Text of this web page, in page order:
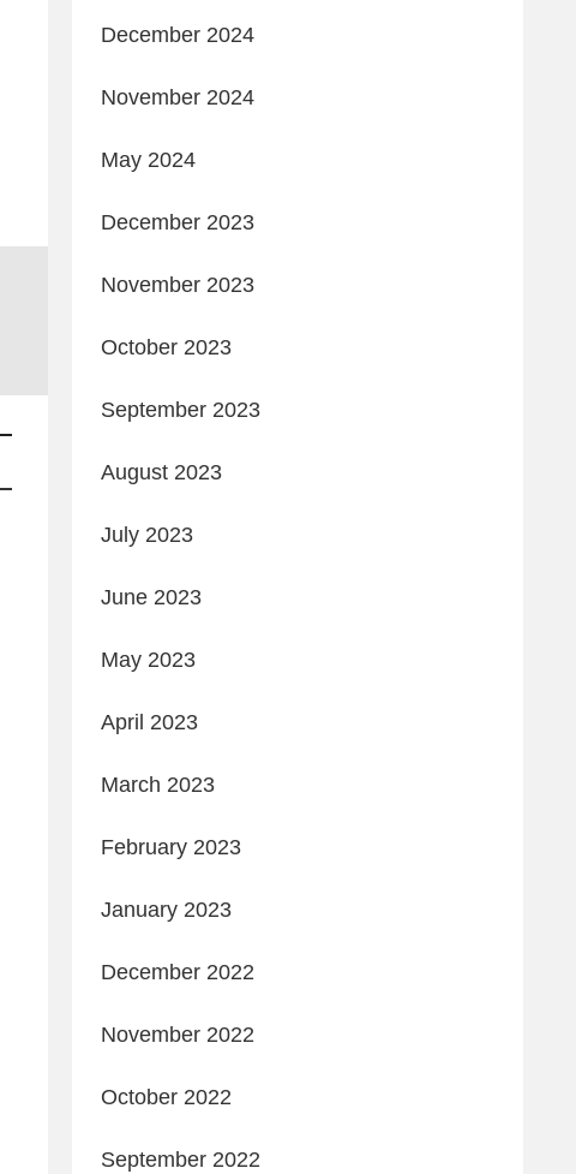
December 2024
November 2024
May 2024
December 2023
November 2023
October 2023
September 2023
August 2023
July 2023
June 2023
May 2023
April 2023
March 2023
February 2023
January 2023
December 2022
November 2022
October 2022
September 2022